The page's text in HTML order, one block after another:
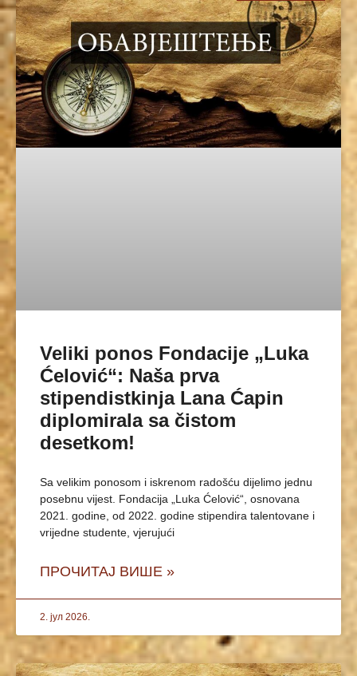
Veliki ponos Fondacije „Luka
Ćelović“: Naša prva
stipendistkinja Lana Ćapin
diplomirala sa čistom
desetkom!
Sa velikim ponosom i iskrenom radošću dijelimo jednu
posebnu vijest. Fondacija „Luka Ćelović“, osnovana
2021. godine, od 2022. godine stipendira talentovane i
vrijedne studente, vjerujući
ПРОЧИТАЈ ВИШЕ »
2. јул 2026.